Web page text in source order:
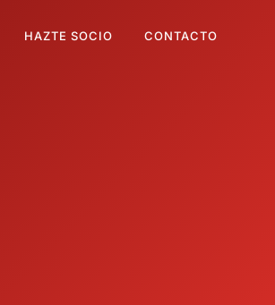
HAZTE SOCIO CONTACTO